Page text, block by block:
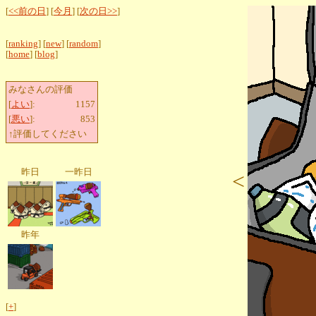
[<<前の日 ] [今月 ] [次の日>>]
[ranking] [new] [random]
[home] [blog]
みなさんの評価
[よい]:
1157
[悪い]:
853
↑評価してください
昨日 一昨日
昨年
[+]
<